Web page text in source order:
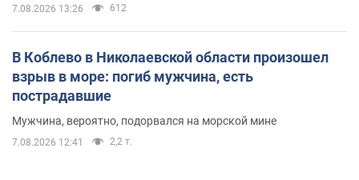
7.08.2026 13:26 612
В Коблево в Николаевской области произошел
взрыв в море: погиб мужчина, есть
пострадавшие
Мужчина, вероятно, подорвался на морской мине
7.08.2026 12:41 2,2 т.